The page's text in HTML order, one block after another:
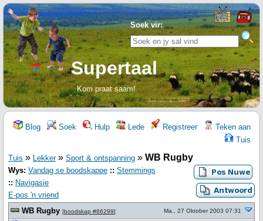
Soek vir:
Supertaal
Kom praat saam!
Blog Soek Hulp Lede Registreer
Teken aan
Tuis
Tuis » Lekker» Sport & ontspanning » WB Rugby
Wys: Vandag se boodskappe :: Stemmings
:: Navigasie
E-pos 'n vriend
WB Rugby [boodskap #86299] Ma., 27 Oktober 2003 07:31